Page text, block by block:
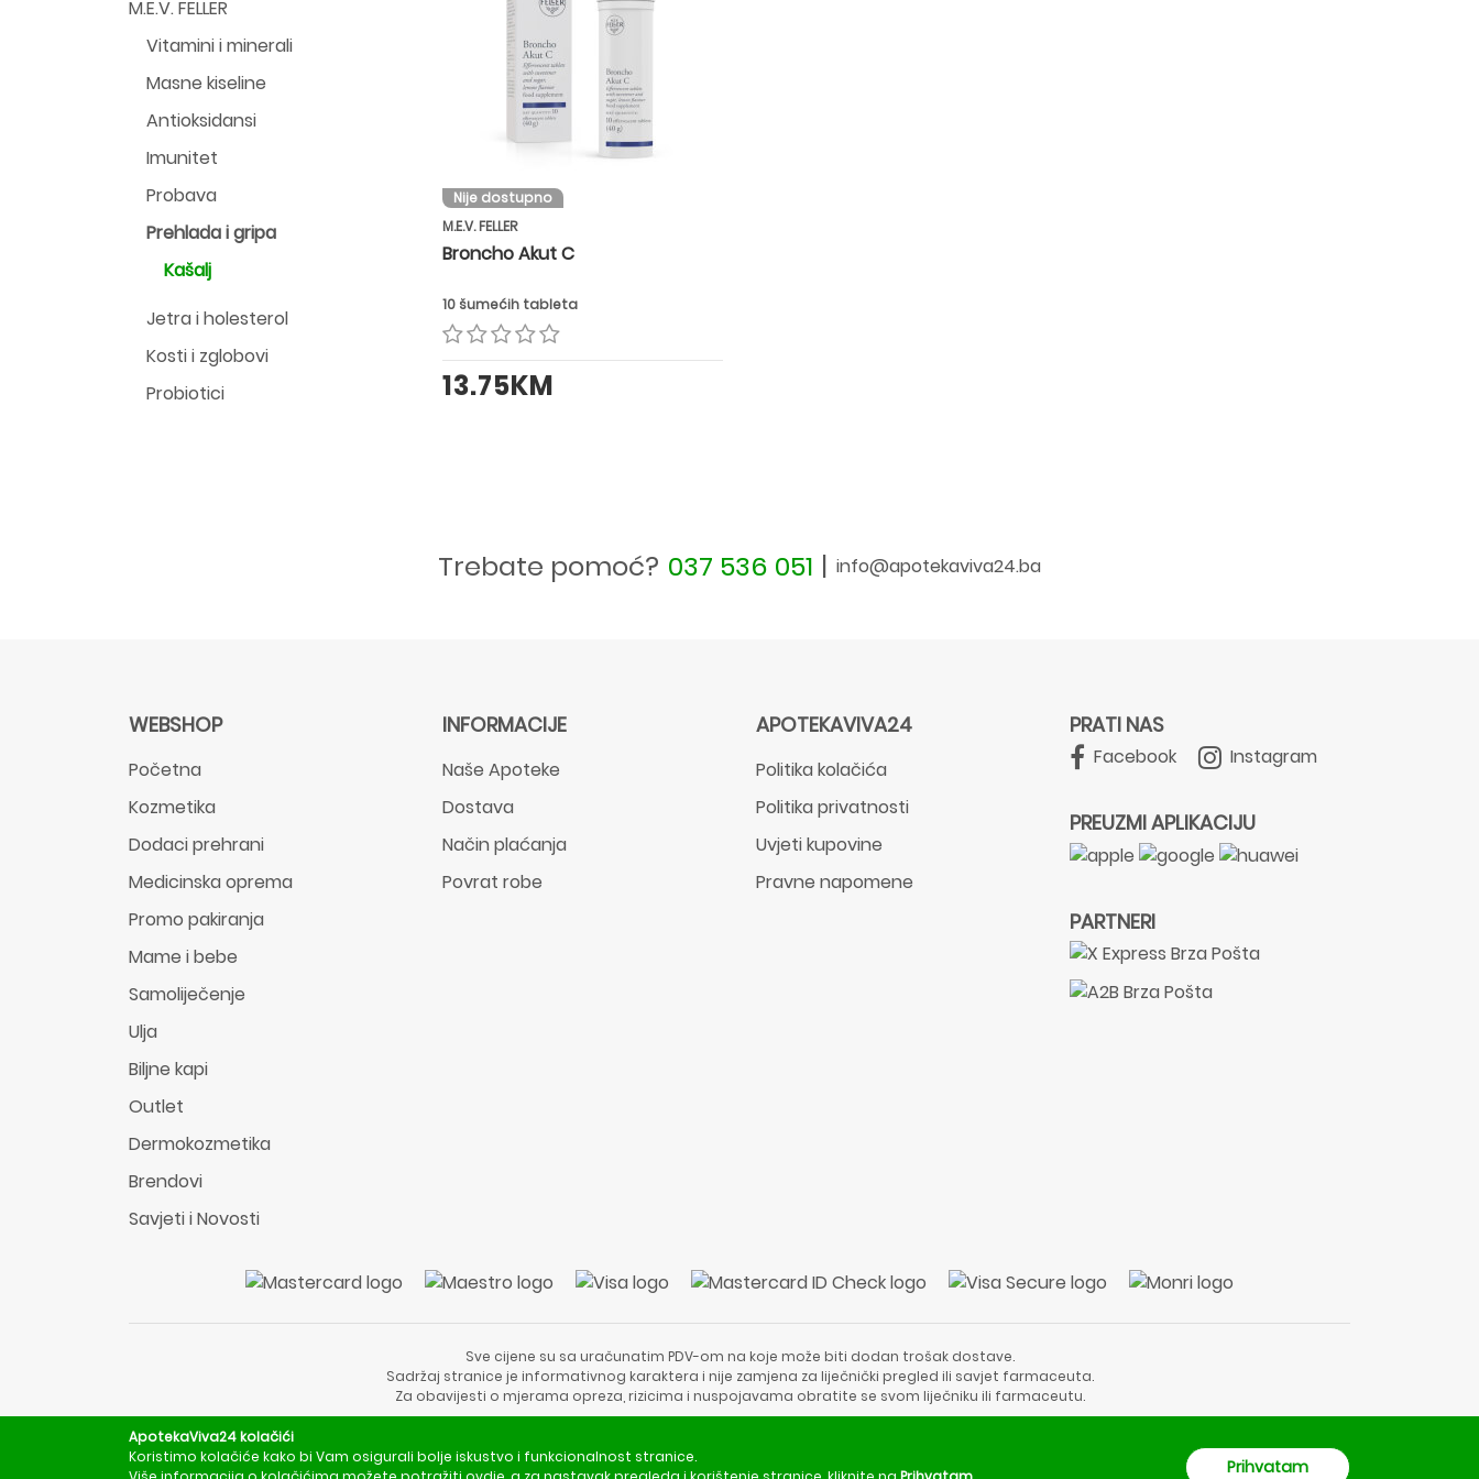
M.E.V. FELLER
Vitamini i minerali
Masne kiseline
Antioksidansi
Imunitet
Probava
Prehlada i gripa
Kašalj
Jetra i holesterol
Kosti i zglobovi
Probiotici
Nije dostupno
M.E.V. FELLER
Broncho Akut C
10 šumećih tableta
13.75KM
Trebate pomoć? 037 536 051 | info@apotekaviva24.ba
WEBSHOP
Početna
Kozmetika
Dodaci prehrani
Medicinska oprema
Promo pakiranja
Mame i bebe
Samoliječenje
Ulja
Biljne kapi
Outlet
Dermokozmetika
Brendovi
Savjeti i Novosti
INFORMACIJE
Naše Apoteke
Dostava
Način plaćanja
Povrat robe
APOTEKAVIVA24
Politika kolačića
Politika privatnosti
Uvjeti kupovine
Pravne napomene
PRATI NAS
Facebook Instagram
PREUZMI APLIKACIJU
PARTNERI
Sve cijene su sa uračunatim PDV-om na koje može biti dodan trošak dostave.
Sadržaj stranice je informativnog karaktera i nije zamjena za liječnički pregled ili savjet farmaceuta.
Za obavijesti o mjerama opreza, rizicima i nuspojavama obratite se svom liječniku ili farmaceutu.
ApotekaViva24 kolačići
Koristimo kolačiće kako bi Vam osigurali bolje iskustvo i funkcionalnost stranice.
Prihvatam